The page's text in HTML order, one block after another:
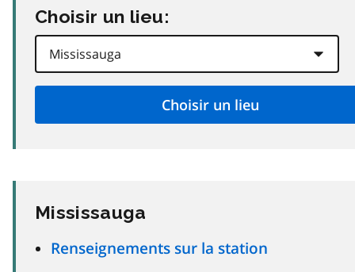
Choisir un lieu:
Mississauga
Renseignements sur la station